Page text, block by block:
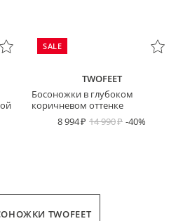
SALE
TWOFEET
Босоножки в глубоком
коричневом оттенке
8 994
14 990 -40%
TWOFEET